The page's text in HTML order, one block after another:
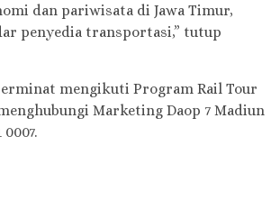
dan pariwisata di Jawa Timur,
penyedia transportasi,” tutup
mengikuti Program Rail Tour
Marketing Daop 7 Madiun